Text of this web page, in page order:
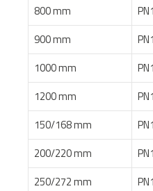
800 mm
900 mm
1000 mm
1200 mm
150/168 mm
200/220 mm
250/272 mm